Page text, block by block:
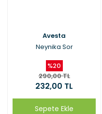
Avesta
Neynika Sor
%20
290,00 TL
232,00 TL
Sepete Ekle